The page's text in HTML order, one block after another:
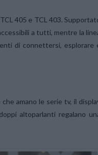
405 e TCL 403.
a tutti, mentre la
di connettersi, esplorare
amano le serie tv, il
altoparlanti regalano